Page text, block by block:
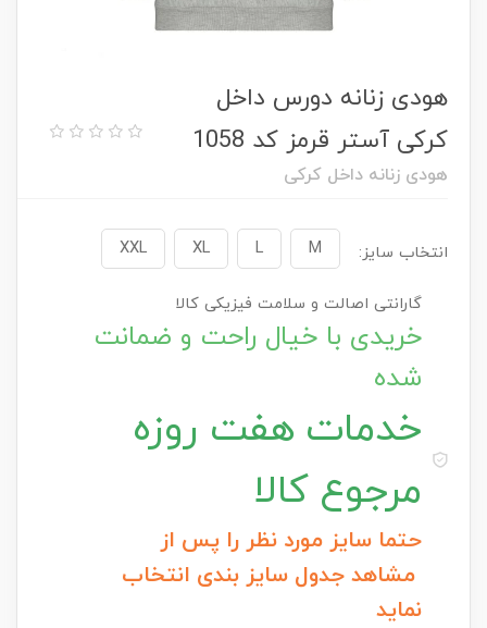
هودی زنانه دورس داخل
کرکی آستر قرمز کد 1058
هودی زنانه داخل کرکی
انتخاب سایز: M
L
XL
XXL
گارانتی اصالت و سلامت فیزیکی کالا
خریدی با خیال راحت و ضمانت
شده
خدمات هفت روزه
مرجوع کالا
حتما سایز مورد نظر را پس از
مشاهد جدول سایز بندی انتخاب
نماید